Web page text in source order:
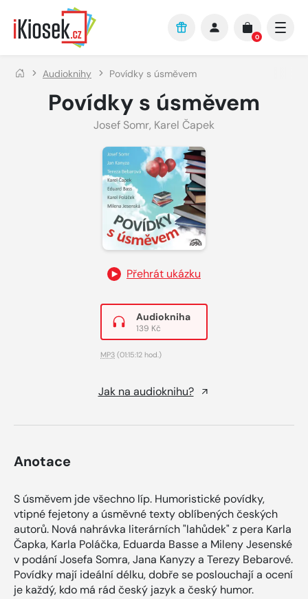
Přejít na hlavní obsah
0
Audioknihy Povídky s úsměvem
Povídky s úsměvem
Josef Somr, Karel Čapek
Přehrát ukázku
Audiokniha
139 Kč
MP3 (01:15:12 hod.)
Jak na audioknihu?
Anotace
S úsměvem jde všechno líp. Humoristické povídky,
vtipné fejetony a úsměvné texty oblíbených českých
autorů. Nová nahrávka literárních "lahůdek" z pera Karla
Čapka, Karla Poláčka, Eduarda Basse a Mileny Jesenské
v podání Josefa Somra, Jana Kanyzy a Terezy Bebarové.
Povídky mají ideální délku, dobře se poslouchají a ocení
je každý, kdo má rád český jazyk a český humor.